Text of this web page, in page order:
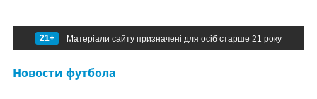
21+ Матеріали сайту призначені для осіб старше 21 року
Новости футбола